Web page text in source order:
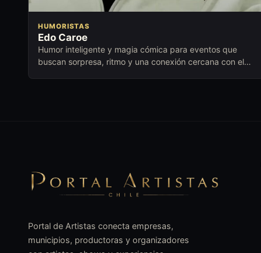
HUMORISTAS
Edo Caroe
Humor inteligente y magia cómica para eventos que
buscan sorpresa, ritmo y una conexión cercana con el
Portal de Artistas conecta empresas,
municipios, productoras y organizadores